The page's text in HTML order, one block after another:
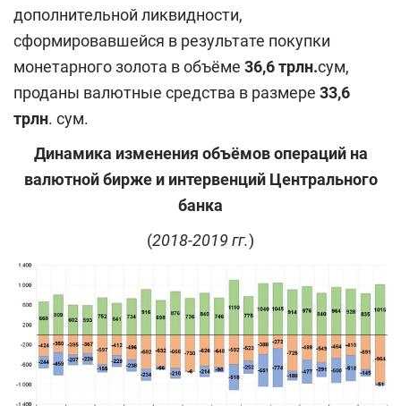
дополнительной ликвидности,
сформировавшейся в результате покупки
монетарного золота в объёме 36,6 трлн.сум,
проданы валютные средства в размере 33,6
трлн. сум.
Динамика изменения объёмов операций на
валютной бирже и интервенций Центрального
банка
(2018-2019 гг.)